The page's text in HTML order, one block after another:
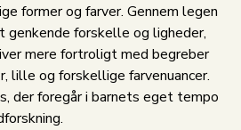
former og farver. Gennem legen
forskelle og ligheder,
mere fortroligt med begreber
lille og forskellige farvenuancer.
der foregår i barnets eget tempo